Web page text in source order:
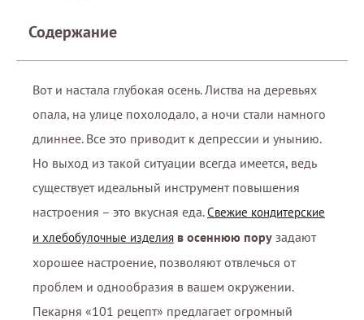
Содержание
Вот и настала глубокая осень. Листва на деревьях
опала, на улице похолодало, а ночи стали намного
длиннее. Все это приводит к депрессии и унынию.
Но выход из такой ситуации всегда имеется, ведь
существует идеальный инструмент повышения
настроения – это вкусная еда.Свежие кондитерские
и хлебобулочные изделия в осеннюю пору задают
хорошее настроение, позволяют отвлечься от
проблем и однообразия в вашем окружении.
Пекарня «101 рецепт» предлагает огромный